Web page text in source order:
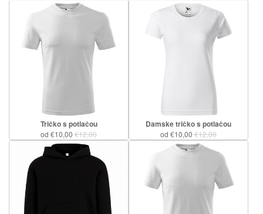
Tričko s potlačou
od €10,00 €12,00
Damske tričko s potlačou
od €10,00 €12,00